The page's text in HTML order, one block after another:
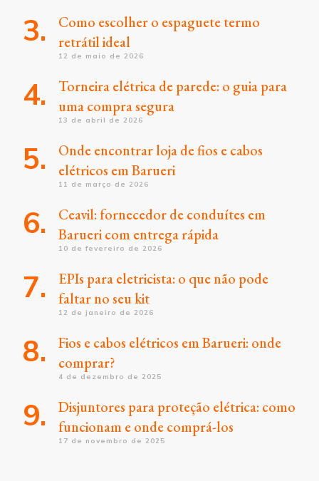
Como escolher o espaguete termo
retrátil ideal
12 de maio de 2026
Torneira elétrica de parede: o guia para
uma compra segura
13 de abril de 2026
Onde encontrar loja de fios e cabos
elétricos em Barueri
11 de março de 2026
Ceavil: fornecedor de conduítes em
Barueri com entrega rápida
10 de fevereiro de 2026
EPIs para eletricista: o que não pode
faltar no seu kit
12 de janeiro de 2026
Fios e cabos elétricos em Barueri: onde
comprar?
4 de dezembro de 2025
Disjuntores para proteção elétrica: como
funcionam e onde comprá-los
17 de novembro de 2025